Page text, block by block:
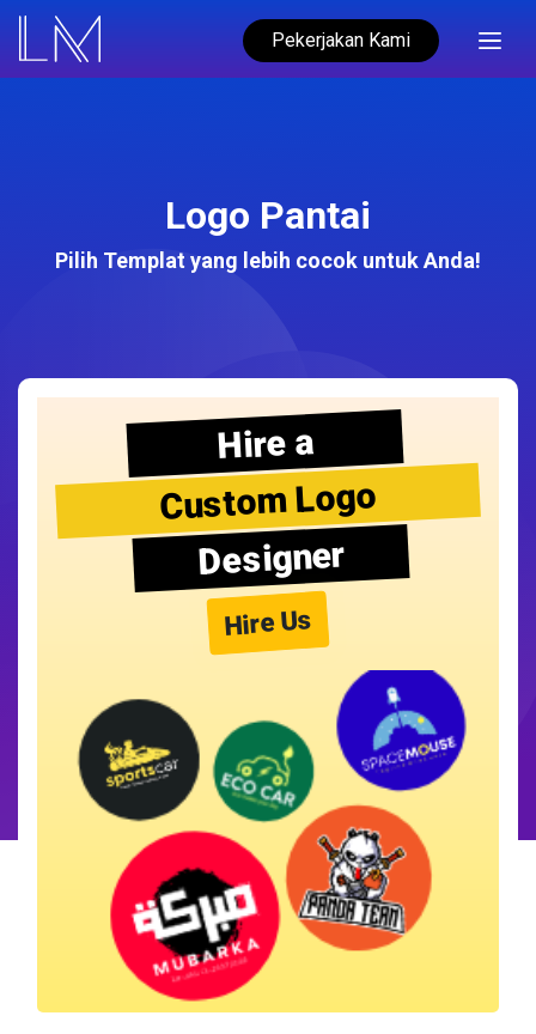
Pekerjakan Kami
Logo Pantai
Pilih Templat yang lebih cocok untuk Anda!
Hire a
Custom Logo
Designer
Hire Us